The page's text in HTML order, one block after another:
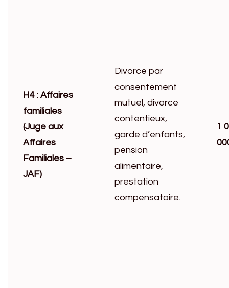
H4 : Affaires
familiales
(Juge aux
Affaires
Familiales –
JAF)
Divorce par
consentement
mutuel, divorce
contentieux,
garde d’enfants,
pension
alimentaire,
prestation
compensatoire.
1